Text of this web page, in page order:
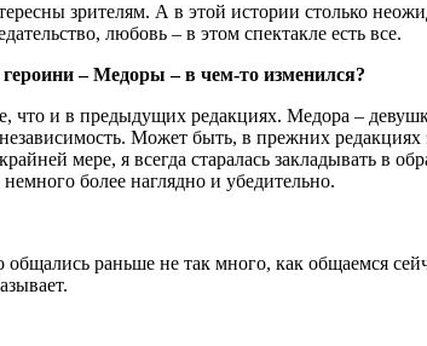
зрителям. А в этой истории столько
любовь ‒ в этом спектакле есть все.
‒ Медоры ‒ в чем-то изменился?
что и в предыдущих редакциях. Медора ‒
Может быть, в прежних
мере, я всегда старалась закладывать в
более наглядно и убедительно.
раньше не так много, как общаемся